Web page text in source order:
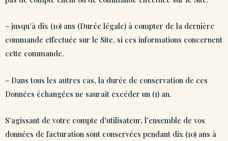
– jusqu’à dix (10) ans (Durée légale) à compter de la dernière
commande effectuée sur le Site, si ces informations concernent
cette commande.
– Dans tous les autres cas, la durée de conservation de ces
Données échangées ne saurait excéder un (1) an.
S’agissant de votre compte d’utilisateur, l’ensemble de vos
données de facturation sont conservées pendant dix (10) ans à